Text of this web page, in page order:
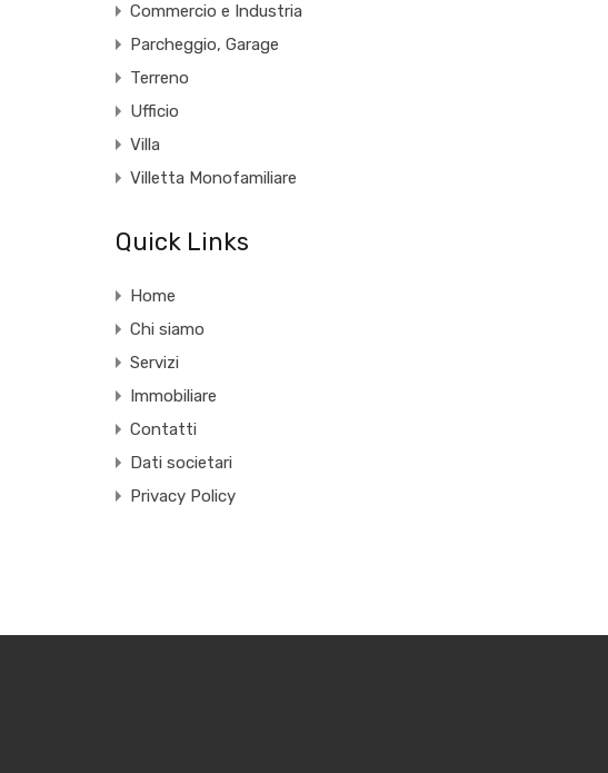
Commercio e Industria
Parcheggio, Garage
Terreno
Ufficio
Villa
Villetta Monofamiliare
Quick Links
Home
Chi siamo
Servizi
Immobiliare
Contatti
Dati societari
Privacy Policy